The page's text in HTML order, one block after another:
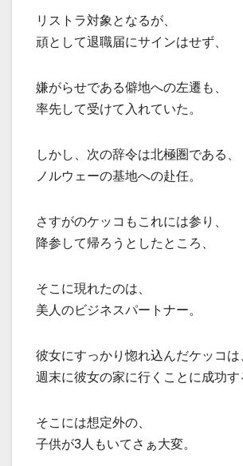
リストラ対象となるが、
頑として退職届にサインはせず、
嫌がらせである僻地への左遷も、
率先して受けて入れていた。
しかし、次の辞令は北極圏である、
ノルウェーの基地への赴任。
さすがのケッコもこれには参り、
降参して帰ろうとしたところ、
そこに現れたのは、
美人のビジネスパートナー。
彼女にすっかり惚れ込んだケッコは
週末に彼女の家に行くことに成功す
そこには想定外の、
子供が3人もいてさぁ大変。